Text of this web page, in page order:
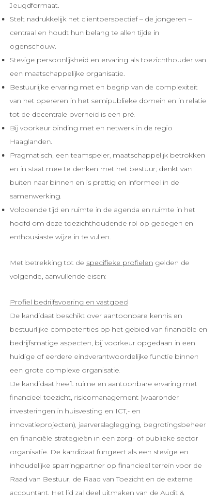
Jeugdformaat.
Stelt nadrukkelijk het clientperspectief – de jongeren –
centraal en houdt hun belang te allen tijde in
ogenschouw.
Stevige persoonlijkheid en ervaring als toezichthouder van
een maatschappelijke organisatie.
Bestuurlijke ervaring met en begrip van de complexiteit
van het opereren in het semipublieke domein en in relatie
tot de decentrale overheid is een pré.
Bij voorkeur binding met en netwerk in de regio
Haaglanden.
Pragmatisch, een teamspeler, maatschappelijk betrokken
en in staat mee te denken met het bestuur; denkt van
buiten naar binnen en is prettig en informeel in de
samenwerking.
Voldoende tijd en ruimte in de agenda en ruimte in het
hoofd om deze toezichthoudende rol op gedegen en
enthousiaste wijze in te vullen.
Met betrekking tot de specifieke profielen gelden de
volgende, aanvullende eisen:
Profiel bedrijfsvoering en vastgoed
De kandidaat beschikt over aantoonbare kennis en
bestuurlijke competenties op het gebied van financiële en
bedrijfsmatige aspecten, bij voorkeur opgedaan in een
huidige of eerdere eindverantwoordelijke functie binnen
een grote complexe organisatie.
De kandidaat heeft ruime en aantoonbare ervaring met
financieel toezicht, risicomanagement (waaronder
investeringen in huisvesting en ICT,- en
innovatieprojecten), jaarverslaglegging, begrotingsbeheer
en financiële strategieën in een zorg- of publieke sector
organisatie. De kandidaat fungeert als een stevige en
inhoudelijke sparringpartner op financieel terrein voor de
Raad van Bestuur, de Raad van Toezicht en de externe
accountant. Het lid zal deel uitmaken van de Audit &